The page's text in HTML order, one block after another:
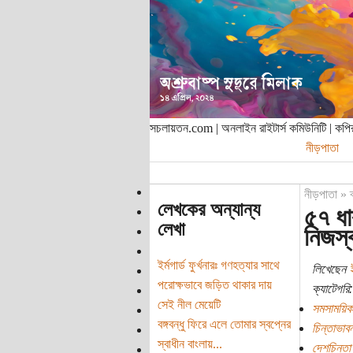
সচলায়তন.com | অনলাইন রাইটার্স কমিউনিটি |
নীড়পাতা
লেখকের অন্যান্য
লেখা
ইর্মগার্ড ফুর্খনারঃ গণহত্যার সাথে
পরোক্ষভাবে জড়িত থাকার দায়
সেই নীল মেয়েটি
বঙ্গবন্ধু ফিরে এলে তোমার স্বপ্নের
স্বাধীন বাংলায়...
নীড়পাতা»
৫৭
লিখেছেন
ক্যাটেগরি:
সমসাময়িক
দেশচিন্তা